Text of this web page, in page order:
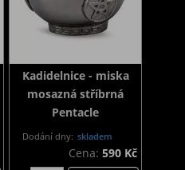
Kadidelnice - miska
mosazná stříbrná
Pentacle
Dodání dny: skladem
Cena: 590 Kč